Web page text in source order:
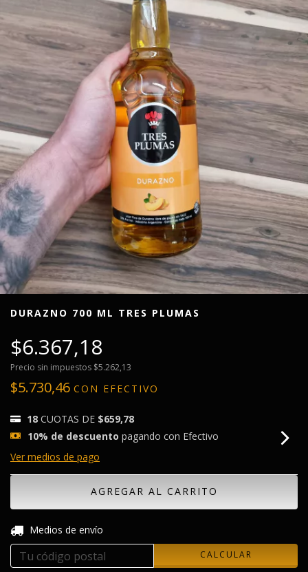
DURAZNO 700 ML TRES PLUMAS
$6.367,18
Precio sin impuestos $5.262,13
$5.730,46 CON EFECTIVO
18 CUOTAS DE $659,78
10% de descuento pagando con Efectivo
Ver medios de pago
Entregas para el CP:
Medios de envío
CALCULAR